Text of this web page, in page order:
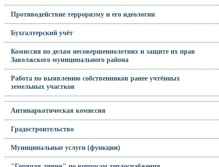
Противодействие терроризму и его идеологии
Бухгалтерский учёт
Комиссия по делам несовершеннолетних и защите их прав
Заволжского муниципального района
Работа по выявлению собственников ранее учтённых
земельных участков
Антинаркотическая комиссия
Градостроительство
Муниципальные услуги (функции)